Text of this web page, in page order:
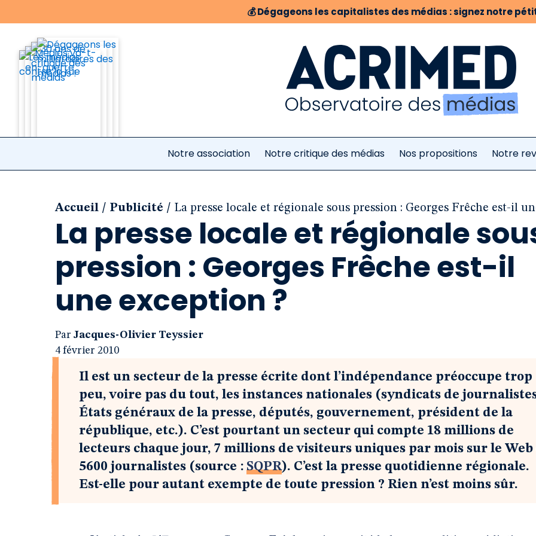
💰Dégageons les capitalistes des médias : signez notre
Notre association Notre critique des médias Nos propositions Notre
Accueil / Publicité / La presse locale et régionale sous pression : Georges Frêche est-il
La presse locale et régionale
pression : Georges Frêche est-il
une exception ?
Par Jacques-Olivier Teyssier
4 février 2010
Il est un secteur de la presse écrite dont l’indépendance préoccupe trop
peu, voire pas du tout, les instances nationales (syndicats de
États généraux de la presse, députés, gouvernement, président de la
république, etc.). C’est pourtant un secteur qui compte 18 millions de
lecteurs chaque jour, 7 millions de visiteurs uniques par mois sur le Web
5600 journalistes (source : SQPR). C’est la presse quotidienne régionale.
Est-elle pour autant exempte de toute pression ? Rien n’est moins sûr.